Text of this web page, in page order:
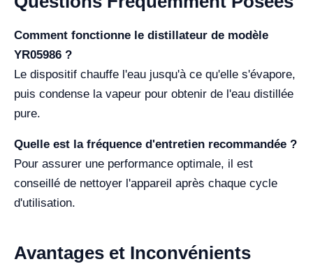
Comment fonctionne le distillateur de modèle
YR05986 ?
Le dispositif chauffe l'eau jusqu'à ce qu'elle s'évapore,
puis condense la vapeur pour obtenir de l'eau distillée
pure.
Quelle est la fréquence d'entretien recommandée ?
Pour assurer une performance optimale, il est
conseillé de nettoyer l'appareil après chaque cycle
d'utilisation.
Avantages et Inconvénients